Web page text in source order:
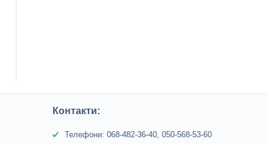
Контакти:
Телефони: 068-482-36-40, 050-568-53-60